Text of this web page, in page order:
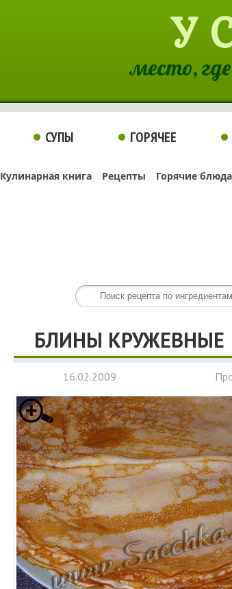
У
место,
СУПЫ ГОРЯЧЕЕ
Кулинарная книга Рецепты Горячие блюда
БЛИНЫ КРУЖЕВНЫЕ
16.02.2009